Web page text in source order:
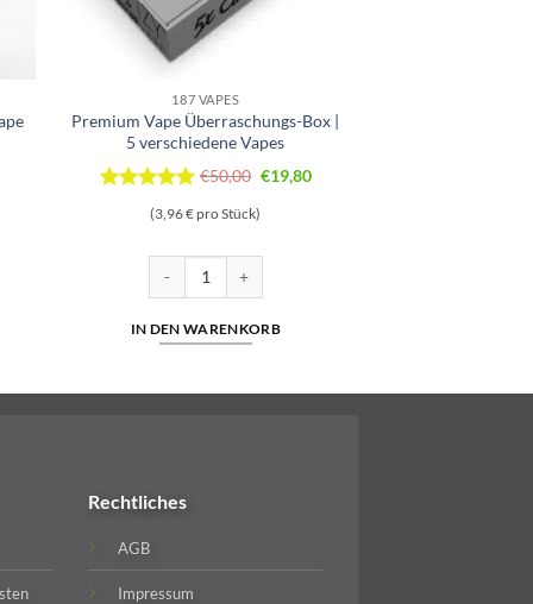
187 VAPES
Premium Vape Überraschungs-Box |
5 verschiedene Vapes
Bewertet
von
€50,00 Ursprünglicher
war:
€50,00
€19,80Aktueller
(3,96 € pro Stück)
IN DEN WARENKORB
Rechtliches
AGB
Impressum